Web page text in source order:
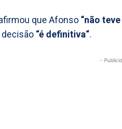
que Afonso “não
decisão “é definitiva“.
-